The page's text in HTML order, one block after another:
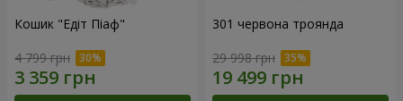
Кошик "Едіт Піаф"
4 799 грн
301 червона троянда
29 998 грн